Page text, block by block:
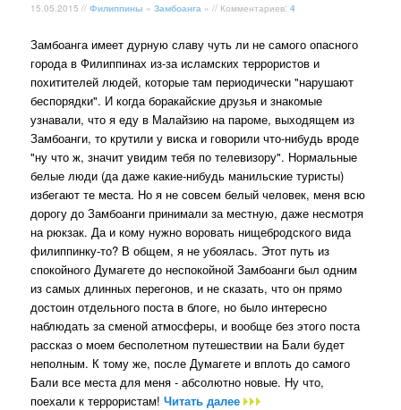
15.05.2015 //Филиппины »Замбоанга » // Комментариев:4
Замбоанга имеет дурную славу чуть ли не самого опасного
города в Филиппинах из-за исламских террористов и
похитителей людей, которые там периодически "нарушают
беспорядки". И когда боракайские друзья и знакомые
узнавали, что я еду в Малайзию на пароме, выходящем из
Замбоанги, то крутили у виска и говорили что-нибудь вроде
"ну что ж, значит увидим тебя по телевизору". Нормальные
белые люди (да даже какие-нибудь манильские туристы)
избегают те места. Но я не совсем белый человек, меня всю
дорогу до Замбоанги принимали за местную, даже несмотря
на рюкзак. Да и кому нужно воровать нищебродского вида
филиппинку-то? В общем, я не убоялась. Этот путь из
спокойного Думагете до неспокойной Замбоанги был одним
из самых длинных перегонов, и не сказать, что он прямо
достоин отдельного поста в блоге, но было интересно
наблюдать за сменой атмосферы, и вообще без этого поста
рассказ о моем бесполетном путешествии на Бали будет
неполным. К тому же, после Думагете и вплоть до самого
Бали все места для меня - абсолютно новые. Ну что,
поехали к террористам!Читать далее